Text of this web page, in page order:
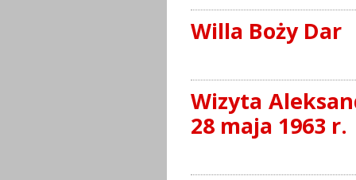
Willa Boży Dar
Wizyta
28 maja 1963 r.